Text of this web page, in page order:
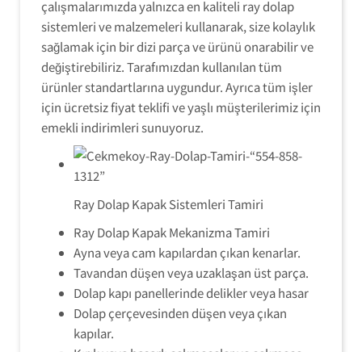
çalışmalarımızda yalnızca en kaliteli ray dolap
sistemleri ve malzemeleri kullanarak, size kolaylık
sağlamak için bir dizi parça ve ürünü onarabilir ve
değiştirebiliriz. Tarafımızdan kullanılan tüm
ürünler standartlarına uygundur. Ayrıca tüm işler
için ücretsiz fiyat teklifi ve yaşlı müşterilerimiz için
emekli indirimleri sunuyoruz.
Ray Dolap Kapak Sistemleri Tamiri
Ray Dolap Kapak Mekanizma Tamiri
Ayna veya cam kapılardan çıkan kenarlar.
Tavandan düşen veya uzaklaşan üst parça.
Dolap kapı panellerinde delikler veya hasar
Dolap çerçevesinden düşen veya çıkan
kapılar.